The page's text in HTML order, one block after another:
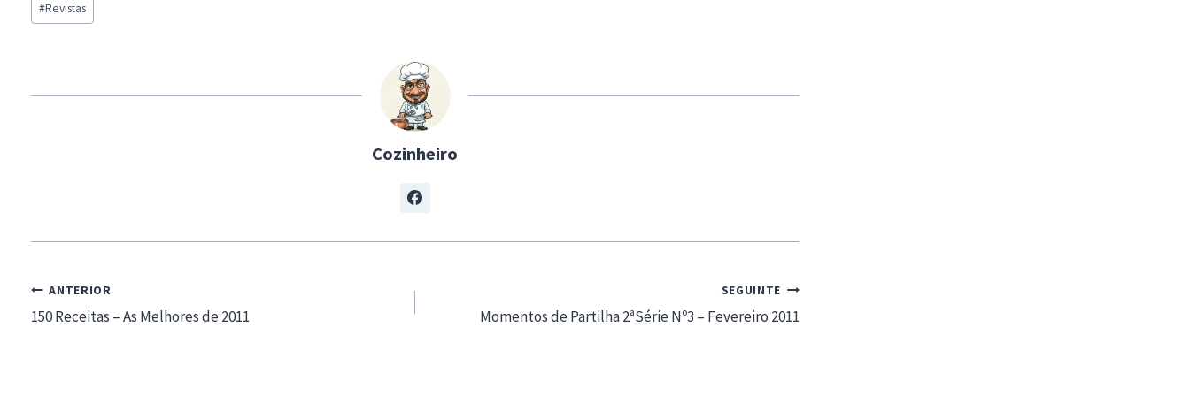
Tags:
#Revistas
Cozinheiro
Navegação
de
ANTERIOR
150 Receitas – As Melhores de 2011
SEGUINTE
Momentos de Partilha 2ªSérie Nº3 – Fevereiro 2011